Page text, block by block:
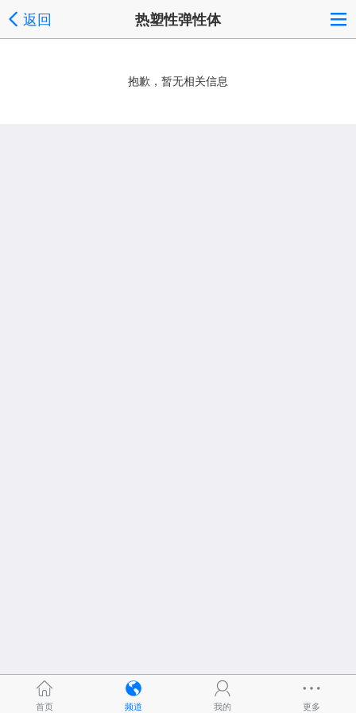
返回 热塑性弹性体
抱歉，暂无相关信息
首页 频道 我的 更多